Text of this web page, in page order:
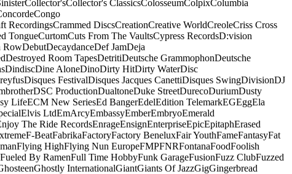
Collector'sCollector's ClassicsColosseumColpixColumbia
Congo
RecordingsCrammed DiscsCreationCreative WorldCreoleCriss Cross
TongueCurtomCuts From The VaultsCypress RecordsD:vision
RowDebutDecaydanceDef JamDeja
Destroyed Room TapesDetritiDeutsche GrammophonDeutsche
DindiscDine AloneDinoDirty HitDirty WaterDisc
Disques FestivalDisques Jacques CanettiDisques SwingDivisionDJ
DSC ProductionDualtoneDuke StreetDurecoDuriumDusty
LifeECM New SeriesEd BangerEdelEdition TelemarkEGEggEla
Elvis LtdEmArcyEmbassyEmberEmbryoEmerald
The Ride RecordsEnrageEnsignEnterpriseEpicEpitaphErased
F-BeatFabrikaFactoryFactory BeneluxFair YouthFameFantasyFat
Flying HighFlying Nun EuropeFMPFNRFontanaFoodFoolish
Fueled By RamenFull Time HobbyFunk GarageFusionFuzz ClubFuzzed
Ghostly InternationalGiantGiants Of JazzGigGingerbread